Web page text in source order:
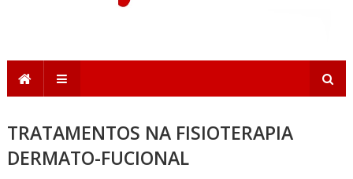
TRATAMENTOS NA FISIOTERAPIA
DERMATO-FUCIONAL